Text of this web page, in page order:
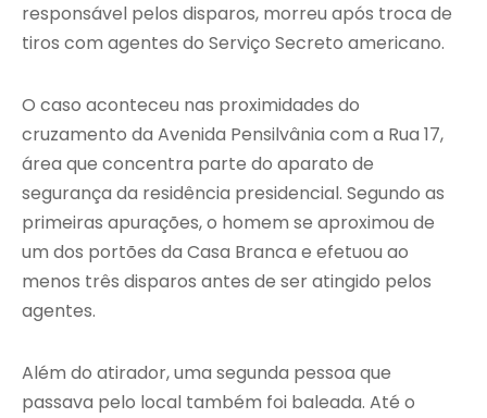
responsável pelos disparos, morreu após troca de
tiros com agentes do Serviço Secreto americano.
O caso aconteceu nas proximidades do
cruzamento da Avenida Pensilvânia com a Rua 17,
área que concentra parte do aparato de
segurança da residência presidencial. Segundo as
primeiras apurações, o homem se aproximou de
um dos portões da Casa Branca e efetuou ao
menos três disparos antes de ser atingido pelos
agentes.
Além do atirador, uma segunda pessoa que
passava pelo local também foi baleada. Até o